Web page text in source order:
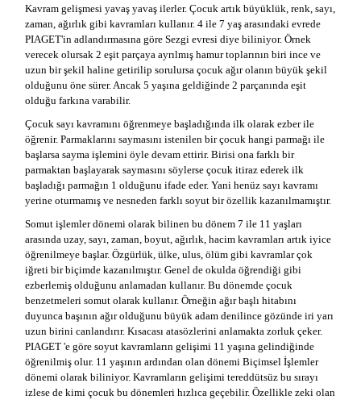
Kavram gelişmesi yavaş yavaş ilerler. Çocuk artık büyüklük, renk, sayı,
zaman, ağırlık gibi kavramları kullanır. 4 ile 7 yaş arasındaki evrede
PIAGET'in adlandırmasına göre Sezgi evresi diye biliniyor. Örnek
verecek olursak 2 eşit parçaya ayrılmış hamur toplarının biri ince ve
uzun bir şekil haline getirilip sorulursa çocuk ağır olanın büyük şekil
olduğunu öne sürer. Ancak 5 yaşına geldiğinde 2 parçanında eşit
olduğu farkına varabilir.
Çocuk sayı kavramını öğrenmeye başladığında ilk olarak ezber ile
öğrenir. Parmaklarını saymasını istenilen bir çocuk hangi parmağı ile
başlarsa sayma işlemini öyle devam ettirir. Birisi ona farklı bir
parmaktan başlayarak saymasını söylerse çocuk itiraz ederek ilk
başladığı parmağın 1 olduğunu ifade eder. Yani henüz sayı kavramı
yerine oturmamış ve nesneden farklı soyut bir özellik kazanılmamıştır.
Somut işlemler dönemi olarak bilinen bu dönem 7 ile 11 yaşları
arasında uzay, sayı, zaman, boyut, ağırlık, hacim kavramları artık iyice
öğrenilmeye başlar. Özgürlük, ülke, ulus, ölüm gibi kavramlar çok
iğreti bir biçimde kazanılmıştır. Genel de okulda öğrendiği gibi
ezberlemiş olduğunu anlamadan kullanır. Bu dönemde çocuk
benzetmeleri somut olarak kullanır. Örneğin ağır başlı hitabını
duyunca başının ağır olduğunu büyük adam denilince gözünde iri yarı
uzun birini canlandırır. Kısacası atasözlerini anlamakta zorluk çeker.
PIAGET 'e göre soyut kavramların gelişimi 11 yaşına gelindiğinde
öğrenilmiş olur. 11 yaşının ardından olan dönemi Biçimsel İşlemler
dönemi olarak biliniyor. Kavramların gelişimi tereddütsüz bu sırayı
izlese de kimi çocuk bu dönemleri hızlıca geçebilir. Özellikle zeki olan